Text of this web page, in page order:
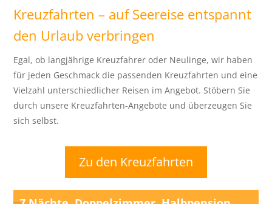
Kreuzfahrten – auf Seereise entspannt
den Urlaub verbringen
Egal, ob langjährige Kreuzfahrer oder Neulinge, wir haben
für jeden Geschmack die passenden Kreuzfahrten und eine
Vielzahl unterschiedlicher Reisen im Angebot. Stöbern Sie
durch unsere Kreuzfahrten-Angebote und überzeugen Sie
sich selbst.
Zu den Kreuzfahrten